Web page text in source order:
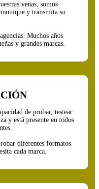
venas, somos
y transmita su
Muchos años
y grandes marcas.
de probar, testear
y está presente en todos
diferentes formatos
cada marca.